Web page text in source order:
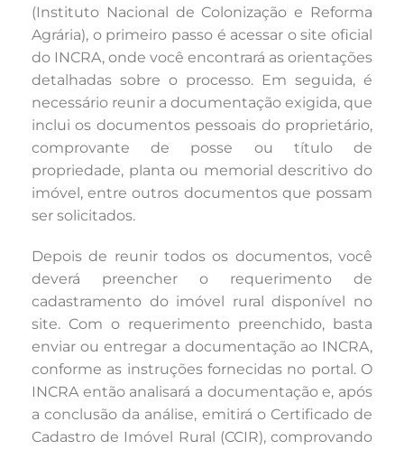
(Instituto Nacional de Colonização e Reforma
Agrária), o primeiro passo é acessar o site oficial
do INCRA, onde você encontrará as orientações
detalhadas sobre o processo. Em seguida, é
necessário reunir a documentação exigida, que
inclui os documentos pessoais do proprietário,
comprovante de posse ou título de
propriedade, planta ou memorial descritivo do
imóvel, entre outros documentos que possam
ser solicitados.
Depois de reunir todos os documentos, você
deverá preencher o requerimento de
cadastramento do imóvel rural disponível no
site. Com o requerimento preenchido, basta
enviar ou entregar a documentação ao INCRA,
conforme as instruções fornecidas no portal. O
INCRA então analisará a documentação e, após
a conclusão da análise, emitirá o Certificado de
Cadastro de Imóvel Rural (CCIR), comprovando